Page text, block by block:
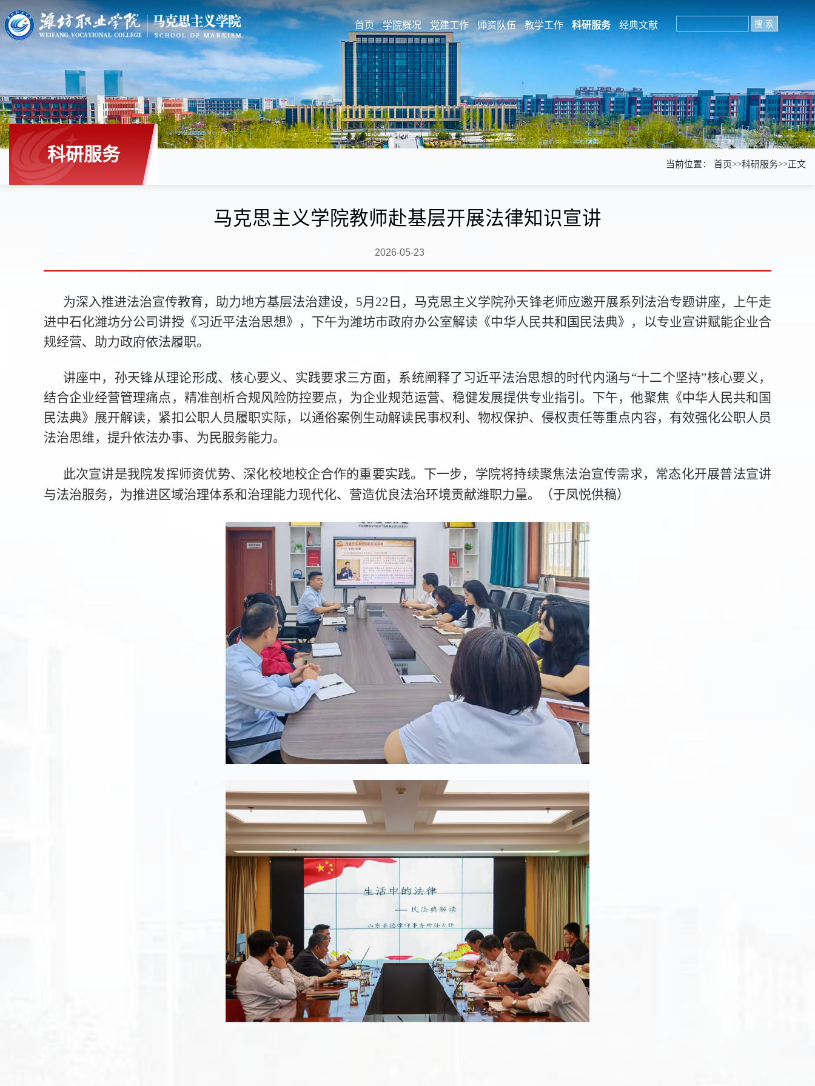
首页 学院概况 党建工作 师资队伍 教学工作 科研服务 经典文献
科研服务 当前位置： 首页>>科研服务>>正文
马克思主义学院教师赴基层开展法律知识宣讲
2026-05-23
为深入推进法治宣传教育，助力地方基层法治建设，5月22日，马克思主义学院孙天锋老师应邀开展系列法治专题讲座，上午走
进中石化潍坊分公司讲授《习近平法治思想》，下午为潍坊市政府办公室解读《中华人民共和国民法典》，以专业宣讲赋能企业合
规经营、助力政府依法履职。
讲座中，孙天锋从理论形成、核心要义、实践要求三方面，系统阐释了习近平法治思想的时代内涵与“十二个坚持”核心要义，
结合企业经营管理痛点，精准剖析合规风险防控要点，为企业规范运营、稳健发展提供专业指引。下午，他聚焦《中华人民共和国
民法典》展开解读，紧扣公职人员履职实际，以通俗案例生动解读民事权利、物权保护、侵权责任等重点内容，有效强化公职人员
法治思维，提升依法办事、为民服务能力。
此次宣讲是我院发挥师资优势、深化校地校企合作的重要实践。下一步，学院将持续聚焦法治宣传需求，常态化开展普法宣讲
与法治服务，为推进区域治理体系和治理能力现代化、营造优良法治环境贡献潍职力量。（于凤悦供稿）